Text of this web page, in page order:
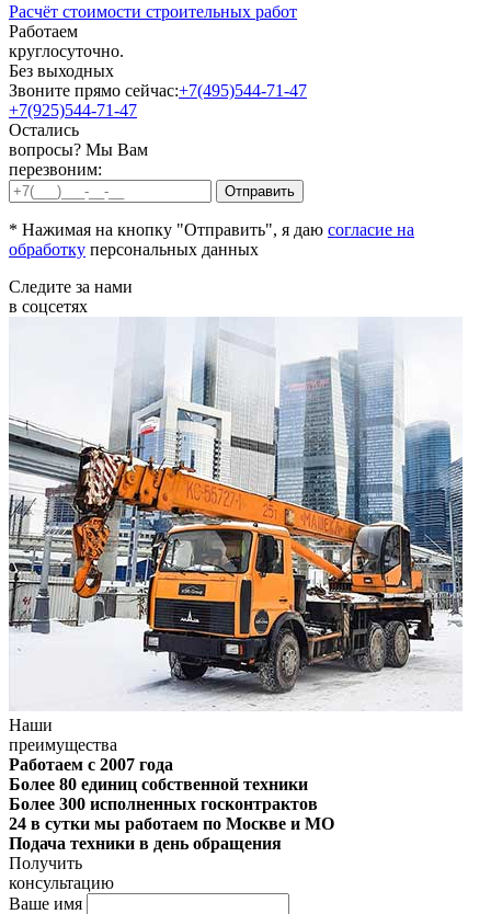
Расчёт стоимости строительных работ
Работаем
круглосуточно.
Без выходных
Звоните прямо сейчас:+7(495)544-71-47
+7(925)544-71-47
Остались
вопросы? Мы Вам
перезвоним:
* Нажимая на кнопку "Отправить", я даю согласие на
обработку персональных данных
Следите за нами
в соцсетях
Наши
преимущества
Работаем с 2007 года
Более 80 единиц собственной техники
Более 300 исполненных госконтрактов
24 в сутки мы работаем по Москве и МО
Подача техники в день обращения
Получить
консультацию
Ваше имя